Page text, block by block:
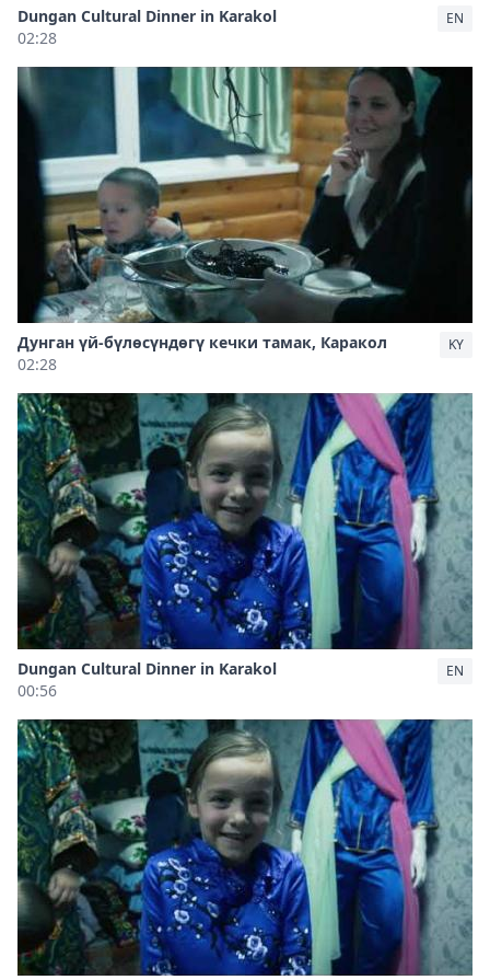
Dungan Cultural Dinner in Karakol
02:28
EN
Дунган үй-бүлөсүндөгү кечки тамак, Каракол
02:28
KY
Dungan Cultural Dinner in Karakol
00:56
EN